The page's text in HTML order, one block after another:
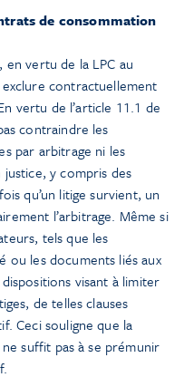
de consommation
vertu de la LPC au
contractuellement
vertu de l’article 11.1 de
contraindre les
par arbitrage ni les
y compris des
qu’un litige survient, un
l’arbitrage. Même si
tels que les
ou les documents liés aux
visant à limiter
de telles clauses
Ceci souligne que la
suffit pas à se prémunir